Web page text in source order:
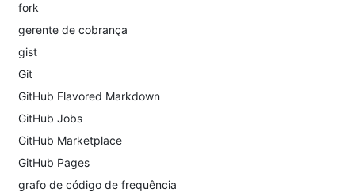
fork
gerente de cobrança
gist
Git
GitHub Flavored Markdown
GitHub Jobs
GitHub Marketplace
GitHub Pages
grafo de código de frequência